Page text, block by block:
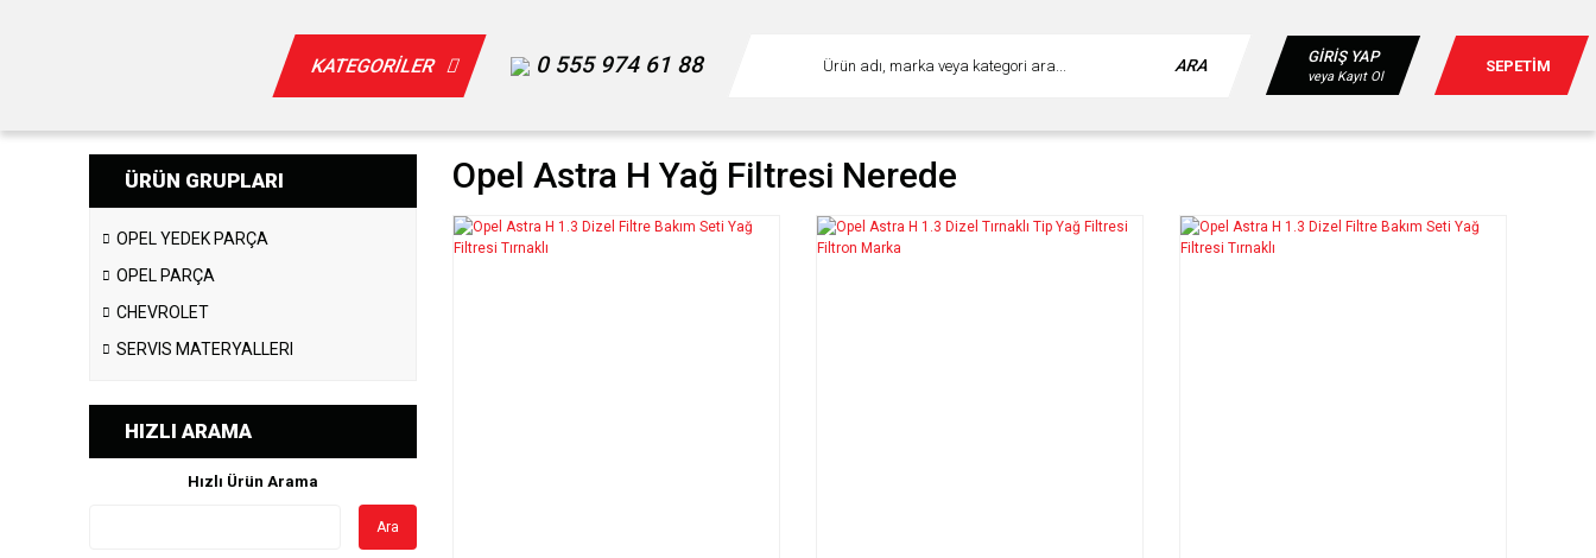
KATEGORİLER 0 555 974 61 88 ARA GİRİŞ YAP
veya Kayıt Ol
SEPETİM
ÜRÜN GRUPLARI
OPEL YEDEK PARÇA
OPEL PARÇA
CHEVROLET
SERVIS MATERYALLERI
HIZLI ARAMA
Hızlı Ürün Arama
Ara
Opel Astra H Yağ Filtresi Nerede